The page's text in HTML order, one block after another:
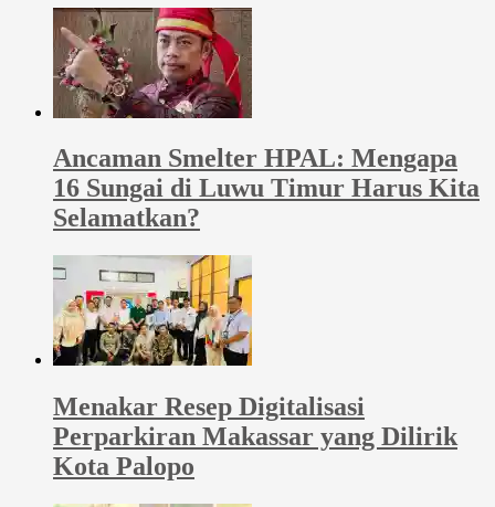
Ancaman Smelter HPAL: Mengapa
16 Sungai di Luwu Timur Harus Kita
Selamatkan?
Menakar Resep Digitalisasi
Perparkiran Makassar yang Dilirik
Kota Palopo